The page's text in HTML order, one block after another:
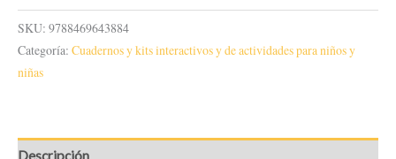
SKU: 9788469643884
Categoría: Cuadernos y kits interactivos y de actividades para niños y
niñas
Descripción